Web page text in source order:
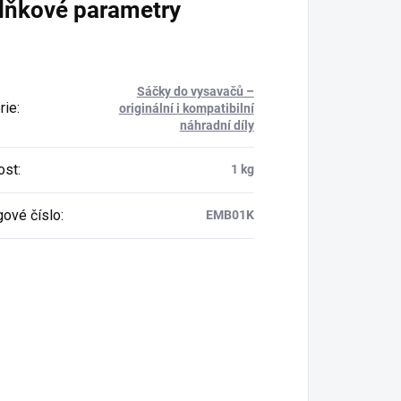
parametry
:
Sáčky do vysavačů –
originální i kompatibilní
náhradní díly
: 1 kg
číslo: EMB01K